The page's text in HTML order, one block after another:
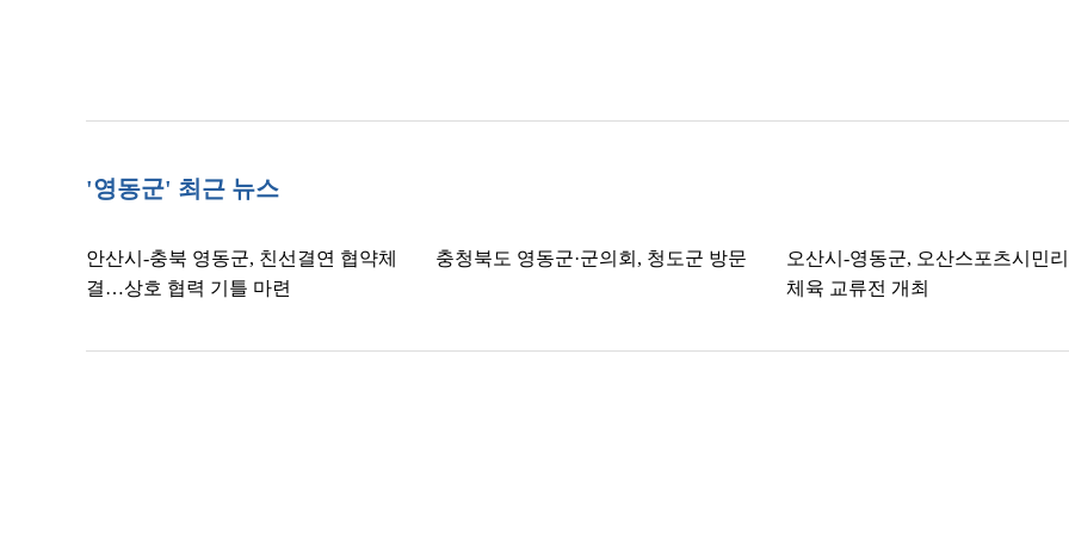
'영동군' 최근 뉴스
안산시-충북 영동군, 친선결연 협약체
결…상호 협력 기틀 마련
충청북도 영동군·군의회, 청도군 방문
오산시-영동군, 오산스포츠시민
체육 교류전 개최